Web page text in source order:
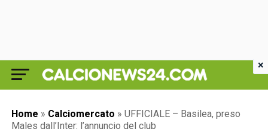
Home » Calciomercato » UFFICIALE – Basilea, preso
Males dall’Inter: l’annuncio del club
×